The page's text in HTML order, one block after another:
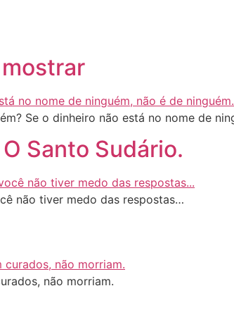
Se o dinheiro não está no nome de
Santo Sudário.
não tiver medo das respostas…
não morriam.